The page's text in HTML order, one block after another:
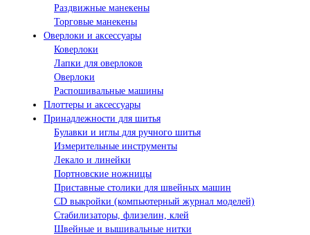
Раздвижные манекены
Торговые манекены
Оверлоки и аксессуары
Коверлоки
Лапки для оверлоков
Оверлоки
Распошивальные машины
Плоттеры и аксессуары
Принадлежности для шитья
Булавки и иглы для ручного шитья
Измерительные инструменты
Лекало и линейки
Портновские ножницы
Приставные столики для швейных машин
СD выкройки (компьютерный журнал моделей)
Стабилизаторы, флизелин, клей
Швейные и вышивальные нитки